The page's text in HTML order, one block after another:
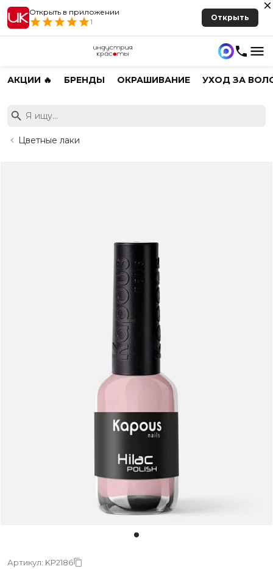
Открыть в приложении
1
Открыть
АКЦИИ 🔥 БРЕНДЫ ОКРАШИВАНИЕ УХОД ЗА
Цветные лаки
Артикул: KP2186